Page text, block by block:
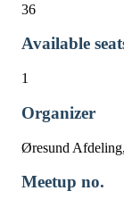
36
Available
1
Organizer
Øresund
Meetup no.